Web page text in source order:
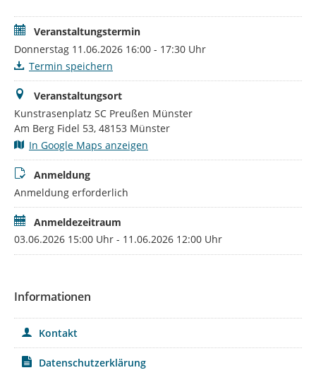
Veranstaltungstermin
Donnerstag 11.06.2026 16:00 - 17:30 Uhr
Termin speichern
Veranstaltungsort
Kunstrasenplatz SC Preußen Münster
Am Berg Fidel 53, 48153 Münster
In Google Maps anzeigen
Anmeldung
Anmeldung erforderlich
Anmeldezeitraum
03.06.2026 15:00 Uhr - 11.06.2026 12:00 Uhr
Informationen
Kontakt
Datenschutzerklärung